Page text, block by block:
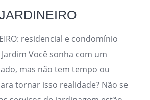
residencial e condomínio
Você sonha com um
mas não tem tempo ou
tornar isso realidade? Não se